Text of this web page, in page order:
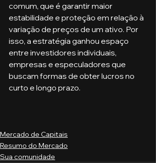
comum, que é garantir maior
estabilidade e proteção em relação à
variação de preços de um ativo. Por
isso, a estratégia ganhou espaço
entre investidores individuais,
empresas e especuladores que
buscam formas de obter lucros no
curto e longo prazo.
Mercado de Capitais
Resumo do Mercado
Sua comunidade